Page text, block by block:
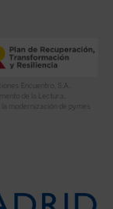
Encuentro, S.A.
de la Lectura,
modernización de pymes